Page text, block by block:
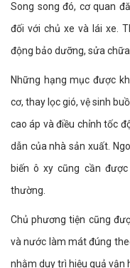
Song song đó, cơ quan
đối với chủ xe và lái xe.
động bảo dưỡng, sửa
Những hạng mục được
cơ, thay lọc gió, vệ sinh
cao áp và điều chỉnh tốc
dẫn của nhà sản xuất.
biến ô xy cũng cần
thường.
Chủ phương tiện cũng
và nước làm mát đúng
nhằm duy trì hiệu quả vận